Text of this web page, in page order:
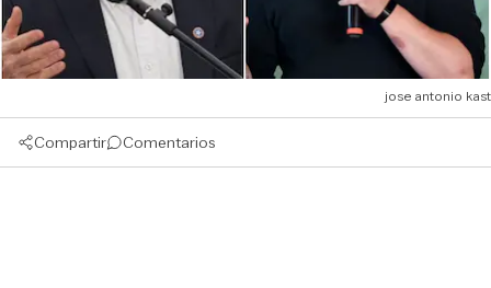
jose antonio kast
Compartir Comentarios